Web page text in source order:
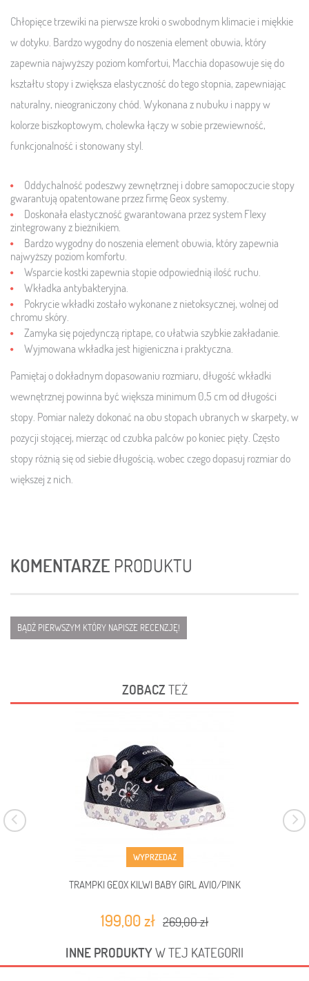
Chłopięce trzewiki na pierwsze kroki o swobodnym klimacie i miękkie
w dotyku. Bardzo wygodny do noszenia element obuwia, który
zapewnia najwyższy poziom komfortui, Macchia dopasowuje się do
kształtu stopy i zwiększa elastyczność do tego stopnia, zapewniając
naturalny, nieograniczony chód. Wykonana z nubuku i nappy w
kolorze biszkoptowym, cholewka łączy w sobie przewiewność,
funkcjonalność i stonowany styl.
Oddychalność podeszwy zewnętrznej i dobre samopoczucie stopy
gwarantują opatentowane przez firmę Geox systemy.
Doskonała elastyczność gwarantowana przez system Flexy
zintegrowany z bieżnikiem.
Bardzo wygodny do noszenia element obuwia, który zapewnia
najwyższy poziom komfortu.
Wsparcie kostki zapewnia stopie odpowiednią ilość ruchu.
Wkładka antybakteryjna.
Pokrycie wkładki zostało wykonane z nietoksycznej, wolnej od
chromu skóry.
Zamyka się pojedynczą riptape, co ułatwia szybkie zakładanie.
Wyjmowana wkładka jest higieniczna i praktyczna.
Pamiętaj o dokładnym dopasowaniu rozmiaru, długość wkładki
wewnętrznej powinna być większa minimum 0,5 cm od długości
stopy. Pomiar należy dokonać na obu stopach ubranych w skarpety, w
pozycji stojącej, mierząc od czubka palców po koniec pięty. Często
stopy różnią się od siebie długością, wobec czego dopasuj rozmiar do
większej z nich.
KOMENTARZE PRODUKTU
BĄDŹ PIERWSZYM KTÓRY NAPISZE RECENZJĘ!
ZOBACZTEŻ
WYPRZEDAŻ
TRAMPKI GEOX KILWI BABY GIRL AVIO/PINK
199,00 zł 269,00 zł
INNE PRODUKTYW TEJ KATEGORII